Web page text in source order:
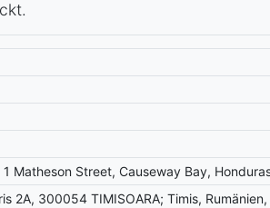
Matheson Street, Causeway Bay,
2A, 300054 TIMISOARA; Timis, Rumänien,